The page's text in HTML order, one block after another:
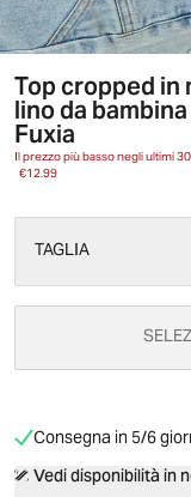
Top cropped
lino da
Fuxia
Il prezzo più basso negli ultimi
€12.99
TAGLIA
Consegna in 5/6
Vedi disponibilità in